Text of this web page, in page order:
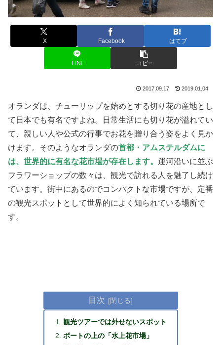
X Facebook はてブ
LINE コピー
2017.09.17 2019.01.04
オランダは、チューリップを始めとする切り花の産地とし
て日本でも有名ですよね。日常生活にも切り花が溢れてい
て、親しい人や公式の行事でお花を贈り合う姿をよく見か
けます。そのようなオランダの首都・アムステルダムに
は、 世界的に有名な花市場が存在します。 運河沿いに並ぶ
フラワーショップの数々は、観光で訪れる人を魅了し続け
ています。街中にあるのでコンパクトな市場ですが、定番
の観光スポットとして世界的によく知られている場所で
す。
目次
観光ツアーでは外せないスポット
ボートの上の「水上花市場」